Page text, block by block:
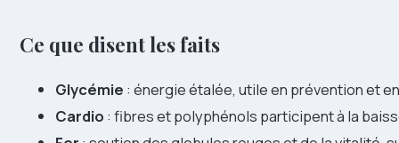
Ce que disent les faits
Glycémie : énergie étalée, utile en prévention et
Cardio : fibres et polyphénols participent à la